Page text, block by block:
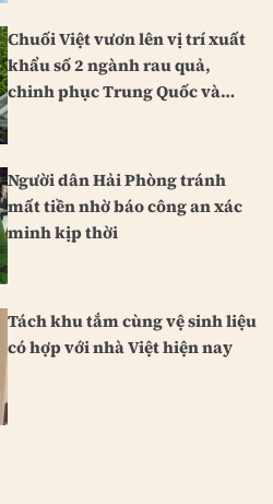
Chuối Việt vươn lên vị trí xuất
khẩu số 2 ngành rau quả,
chinh phục Trung Quốc và
Người dân Hải Phòng tránh
mất tiền nhờ báo công an xác
minh kịp thời
Tách khu tắm cùng vệ sinh liệu
có hợp với nhà Việt hiện nay